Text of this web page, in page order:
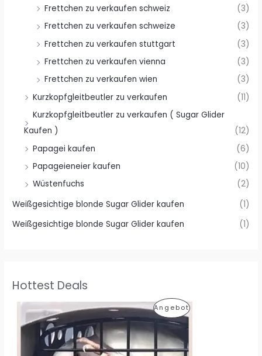
Frettchen zu verkaufen schweiz
(3)
Frettchen zu verkaufen schweize
(3)
Frettchen zu verkaufen stuttgart
(3)
Frettchen zu verkaufen vienna
(3)
Frettchen zu verkaufen wien
(3)
Kurzkopfgleitbeutler zu verkaufen
(11)
Kurzkopfgleitbeutler zu verkaufen ( Sugar Glider
Kaufen )
(12)
Papagei kaufen
(6)
Papageieneier kaufen
(10)
Wüstenfuchs
(2)
Weißgesichtige blonde Sugar Glider kaufen
(1)
Weißgesichtige blonde Sugar Glider kaufen
(1)
Hottest Deals
AngebotP
O